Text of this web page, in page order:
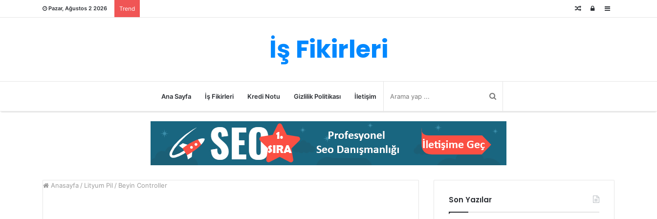
Pazar, Ağustos 2 2026 Trend Kenar
Kayıt
Rastgele
İş Fikirleri
Ana Sayfa İş Fikirleri Kredi Notu Gizlilik Politikası İletişim
Anasayfa / Lityum Pil / Beyin Controller
Son Yazılar